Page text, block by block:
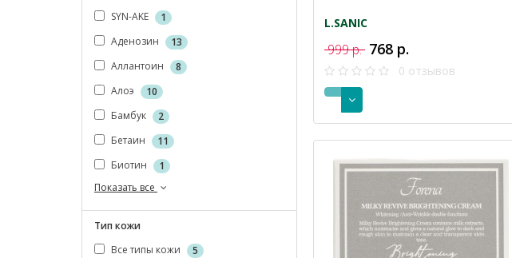
SYN-AKE
1
Аденозин
13
Аллантоин
8
Алоэ
10
Бамбук
2
Бетаин
11
Биотин
1
Показать все
Тип кожи
Все типы кожи
5
L.SANIC
999 р. 768 р.
0 отзывов